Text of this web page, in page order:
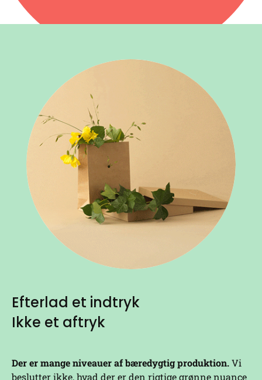
Efterlad et indtryk
Ikke et aftryk
Der er mange niveauer af bæredygtig produktion.Vi
beslutter ikke, hvad der er den rigtige grønne nuance